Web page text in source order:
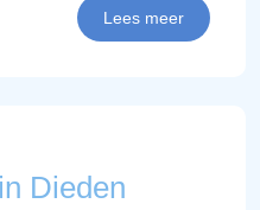
Lees meer
Dieden